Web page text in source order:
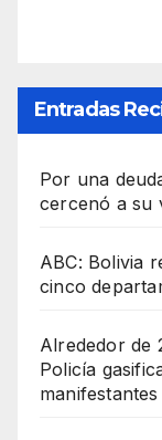
Entradas
Por una
cercenó a su
ABC: Bolivia
cinco
Alrededor de
Policía